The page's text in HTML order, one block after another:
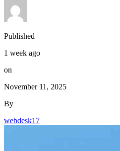
Published
1 week ago
on
November 11, 2025
By
webdesk17